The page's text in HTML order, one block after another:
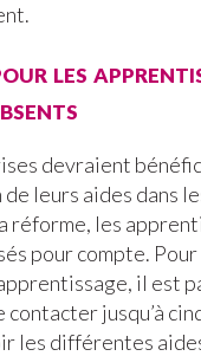
les
devraient
leurs aides dans
réforme, les
pour compte.
il est
contacter jusqu’à
les différentes